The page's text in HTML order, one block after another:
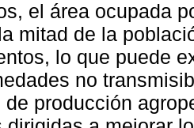
el área ocupada
mitad de la
lo que puede
no
producción